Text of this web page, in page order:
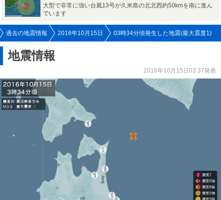
大型で非常に強い台風13号が久米島の北北西約50kmを南に進ん
でいます
過去の地震情報 2016年10月15日 03時34分頃発生した地震(最大震度1)
地震情報
2016年10月15日03:37発表